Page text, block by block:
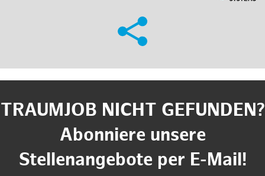
TRAUMJOB NICHT GEFUNDEN?
Abonniere unsere
Stellenangebote per E-Mail!